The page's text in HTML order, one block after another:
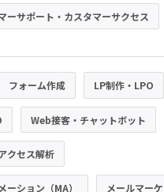
ーサポート・カスタマーサクセス
フォーム作成 LP制作・LPO
Web接客・チャットボット
クセス解析
ーション（MA） メールマー